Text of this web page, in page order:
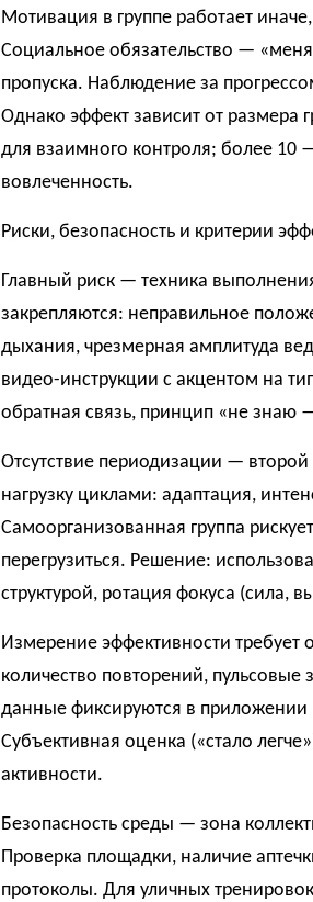
Мотивация в группе работает
Социальное обязательство —
пропуска. Наблюдение за
Однако эффект зависит от размера
для взаимного контроля; более 10
вовлеченность.
Риски, безопасность и критерии
Главный риск — техника
закрепляются: неправильное
дыхания, чрезмерная амплитуда
видео-инструкции с акцентом на
обратная связь, принцип «не знаю
Отсутствие периодизации —
нагрузку циклами: адаптация,
Самоорганизованная группа
перегрузиться. Решение:
структурой, ротация фокуса (сила,
Измерение эффективности требует
количество повторений, пульсовые
данные фиксируются в
Субъективная оценка («стало
активности.
Безопасность среды — зона
Проверка площадки, наличие
протоколы. Для уличных